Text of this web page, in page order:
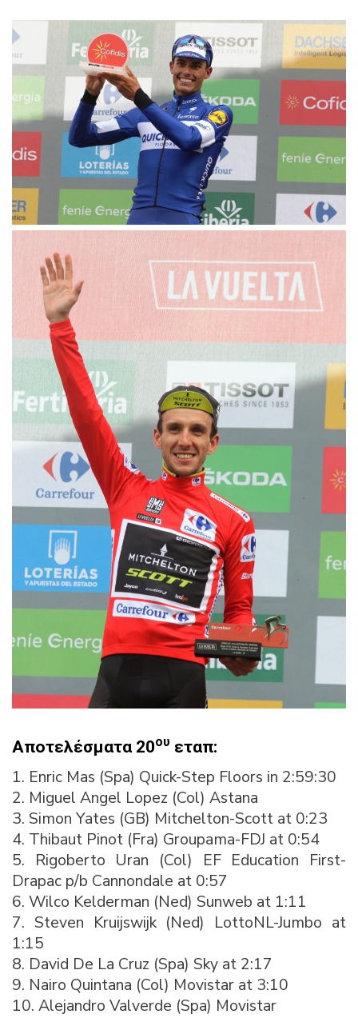
Αποτελέσματα 20ου εταπ:
1. Enric Mas (Spa) Quick-Step Floors in 2:59:30
2. Miguel Angel Lopez (Col) Astana
3. Simon Yates (GB) Mitchelton-Scott at 0:23
4. Thibaut Pinot (Fra) Groupama-FDJ at 0:54
5. Rigoberto Uran (Col) EF Education First-
Drapac p/b Cannondale at 0:57
6. Wilco Kelderman (Ned) Sunweb at 1:11
7. Steven Kruijswijk (Ned) LottoNL-Jumbo at
1:15
8. David De La Cruz (Spa) Sky at 2:17
9. Nairo Quintana (Col) Movistar at 3:10
10. Alejandro Valverde (Spa) Movistar